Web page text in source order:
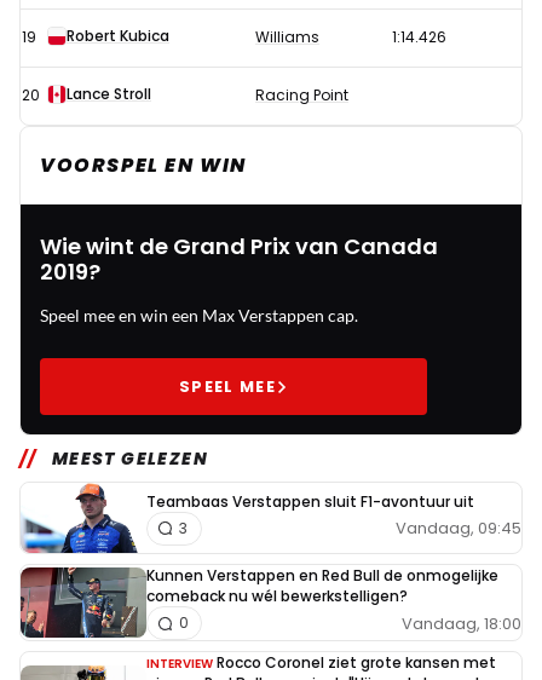
19 Robert Kubica Williams 1:14.426
20 Lance Stroll Racing Point
VOORSPEL EN WIN
Wie wint de Grand Prix van Canada
2019?
Speel mee en win een Max Verstappen cap.
SPEEL MEE
MEEST GELEZEN
Teambaas Verstappen sluit F1-avontuur uit
Vandaag, 09:45
3
Kunnen Verstappen en Red Bull de onmogelijke
comeback nu wél bewerkstelligen?
Vandaag, 18:00
0
INTERVIEW Rocco Coronel ziet grote kansen met